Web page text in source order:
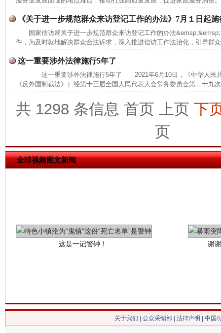
《关于进一步规范群众来访登记工作的办法》7月１日起施
国家信访局关于进一步规范群众来访登记工作的办法
件，为及时就地解决群众合法诉求，深入推进信访工作法治化，引导群
这一重要涉外法律施行5年了
这一重要涉外法律施行5年了 2021年6月10日，《中华人民共
《反外国制裁法》）经第十三届全国人民代表大会常务委员会第二十九
共 1298 条信息 首页 上页 下
页
全球视频图文新闻
关于我们 公众采编部 法律声明 | 中国